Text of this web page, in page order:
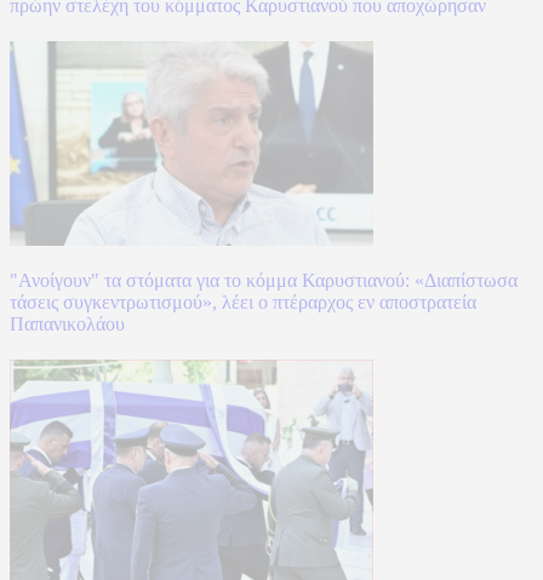
πρώην στελέχη του κόμματος Καρυστιανού που αποχώρησαν
"Ανοίγουν" τα στόματα για το κόμμα Καρυστιανού: «Διαπίστωσα
τάσεις συγκεντρωτισμού», λέει ο πτέραρχος εν αποστρατεία
Παπανικολάου